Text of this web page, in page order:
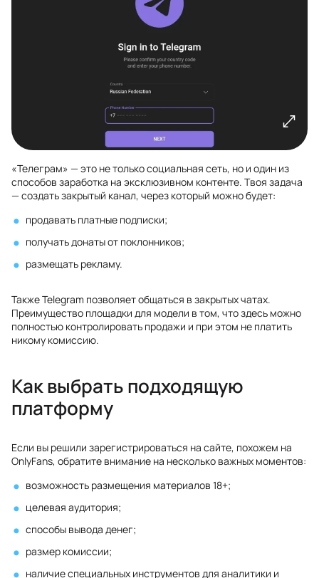
«Телеграм» — это не только социальная сеть, но и один из
способов заработка на эксклюзивном контенте. Твоя задача
— создать закрытый канал, через который можно будет:
продавать платные подписки;
получать донаты от поклонников;
размещать рекламу.
Также Telegram позволяет общаться в закрытых чатах.
Преимущество площадки для модели в том, что здесь можно
полностью контролировать продажи и при этом не платить
никому комиссию.
Как выбрать подходящую
платформу
Если вы решили зарегистрироваться на сайте, похожем на
OnlyFans, обратите внимание на несколько важных моментов:
возможность размещения материалов 18+;
целевая аудитория;
способы вывода денег;
размер комиссии;
наличие специальных инструментов для аналитики и